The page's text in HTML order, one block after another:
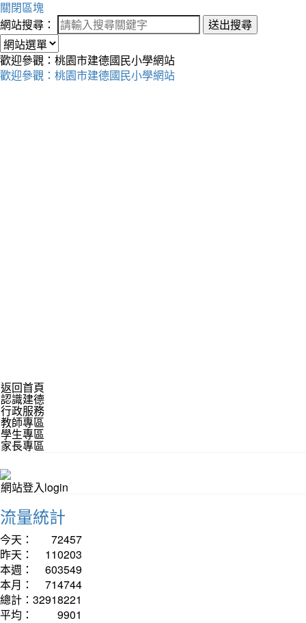
關閉區塊
網站搜尋：
送出搜尋
歡迎參觀：桃園市建德國民小學網站
歡迎參觀：桃園市建德國民小學網站
返回首頁
認識建德
行政服務
教師專區
學生專區
家長專區
網站登入login
流量統計
今天：
72457
昨天：
110203
本週：
603549
本月：
714744
總計： 32918221
平均：
9901